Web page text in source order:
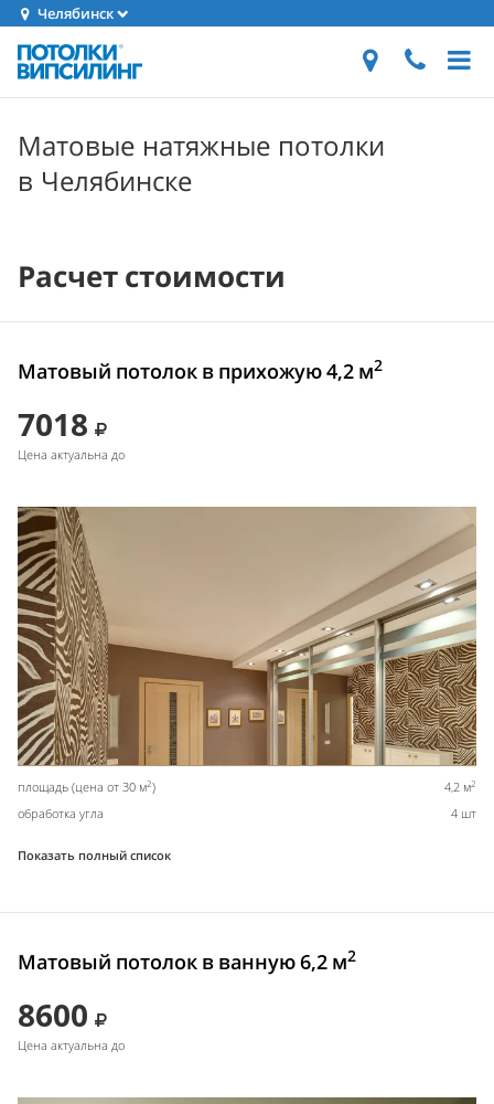
Челябинск
Матовые натяжные потолки
в Челябинске
Расчет стоимости
Матовый потолок в прихожую 4,2 м2
7018
Цена актуальна до
площадь (цена от 30 м2) 4,2 м2
обработка угла 4 шт
Показать полный список
Матовый потолок в ванную 6,2 м2
8600
Цена актуальна до